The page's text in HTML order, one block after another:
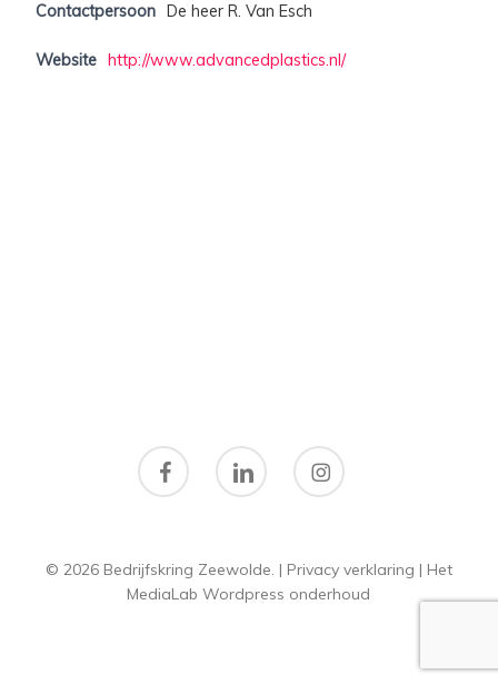
Contactpersoon De heer R. Van Esch
Website http://www.advancedplastics.nl/
facebook linkedin instagram
© 2026 Bedrijfskring Zeewolde. | Privacy verklaring | Het
MediaLab Wordpress onderhoud